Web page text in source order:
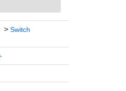
様には…キャンセ
ので…本当に困
Switch